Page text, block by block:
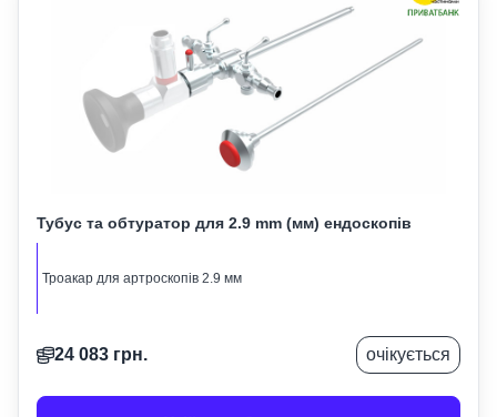
Тубус та обтуратор для 2.9 mm (мм) ендоскопів
Троакар для артроскопів 2.9 мм
24 083 грн. очікується